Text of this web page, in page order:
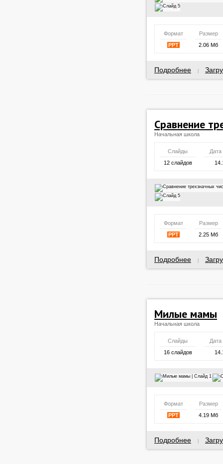
Формат
Размер
PPT
2.06 Мб
Подробнее
Сравнение
Начальная школа
Слайды
Дата
12 слайдов
Формат
Размер
PPT
2.25 Мб
Подробнее
Милые мамы
Начальная школа
Слайды
Дата
16 слайдов
Формат
Размер
PPT
4.19 Мб
Подробнее